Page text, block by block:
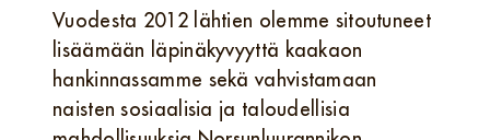
Vuodesta 2012 lähtien olemme sitoutuneet
lisäämään läpinäkyvyyttä kaakaon
hankinnassamme sekä vahvistamaan
naisten sosiaalisia ja taloudellisia